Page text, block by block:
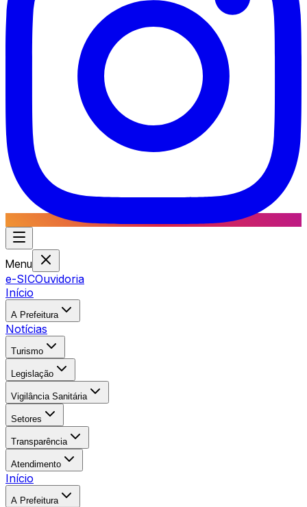
Menu
e-SICOuvidoria
Início
A Prefeitura
Notícias
Turismo
Legislação
Vigilância Sanitária
Setores
Transparência
Atendimento
Início
A Prefeitura